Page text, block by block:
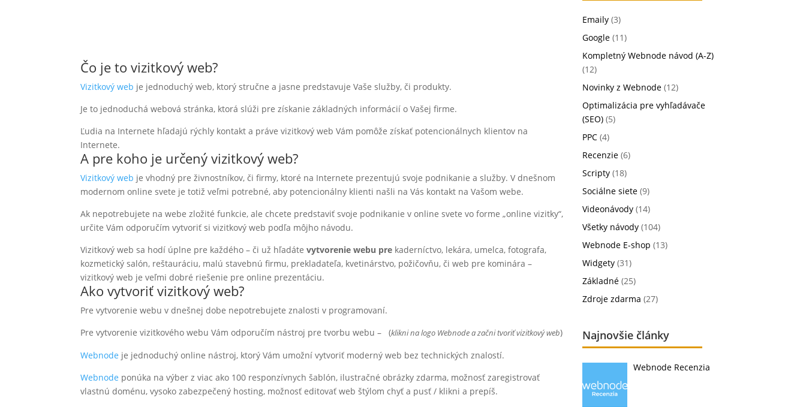
Čo je to vizitkový web?
Vizitkový web je jednoduchý web, ktorý stručne a jasne predstavuje Vaše služby, či produkty.
Je to jednoduchá webová stránka, ktorá slúži pre získanie základných informácií o Vašej firme.
Ľudia na Internete hľadajú rýchly kontakt a práve vizitkový web Vám pomôže získať potencionálnych klientov na
Internete.
A pre koho je určený vizitkový web?
Vizitkový web je vhodný pre živnostníkov, či firmy, ktoré na Internete prezentujú svoje podnikanie a služby. V dnešnom
modernom online svete je totiž veľmi potrebné, aby potencionálny klienti našli na Vás kontakt na Vašom webe.
Ak nepotrebujete na webe zložité funkcie, ale chcete predstaviť svoje podnikanie v online svete vo forme „online vizitky“,
určite Vám odporučím vytvoriť si vizitkový web podľa môjho návodu.
Vizitkový web sa hodí úplne pre každého – či už hľadátevytvorenie webu pre kaderníctvo, lekára, umelca, fotografa,
kozmetický salón, reštauráciu, malú stavebnú firmu, prekladateľa, kvetinárstvo, požičovňu, či web pre kominára –
vizitkový web je veľmi dobré riešenie pre online prezentáciu.
Ako vytvoriť vizitkový web?
Pre vytvorenie webu v dnešnej dobe nepotrebujete znalosti v programovaní.
Pre vytvorenie vizitkového webu Vám odporučím nástroj pre tvorbu webu –
(klikni na logo Webnode a začni tvoriť vizitkový web)
Webnode je jednoduchý online nástroj, ktorý Vám umožní vytvoriť moderný web bez technických znalostí.
Webnode ponúka na výber z viac ako 100 responzívnych šablón, ilustračné obrázky zdarma, možnosť zaregistrovať
vlastnú doménu, vysoko zabezpečený hosting, možnosť editovať web štýlom chyť a pusť / klikni a prepíš.
Emaily(3)
Google(11)
Kompletný Webnode návod (A-Z)
(12)
Novinky z Webnode(12)
Optimalizácia pre vyhľadávače
(SEO)(5)
PPC(4)
Recenzie(6)
Scripty(18)
Sociálne siete(9)
Videonávody(14)
Všetky návody(104)
Webnode E-shop (13)
Widgety(31)
Základné(25)
Zdroje zdarma (27)
Najnovšie články
Webnode Recenzia